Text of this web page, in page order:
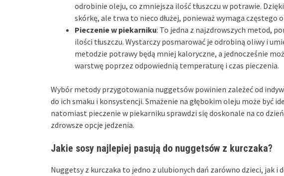
odrobinie oleju, co zmniejsza ilość tłuszczu w potrawie.
skórkę, ale trwa to nieco dłużej, ponieważ wymaga częstego
Pieczenie w piekarniku: To jedna z najzdrowszych metod,
ilości tłuszczu. Wystarczy posmarować je odrobiną oliwy i
metodzie potrawy będą mniej kaloryczne, a jednocześnie
warstwę poprzez odpowiednią temperaturę i czas pieczenia.
Wybór metody przygotowania nuggetsów powinien zależeć od
do ich smaku i konsystencji. Smażenie na głębokim oleju może być
natomiast pieczenie w piekarniku sprawdzi się doskonale na co
zdrowsze opcje jedzenia.
Jakie sosy najlepiej pasują do nuggetsów z kurczaka?
Nuggetsy z kurczaka to jedno z ulubionych dań zarówno dzieci, jak i